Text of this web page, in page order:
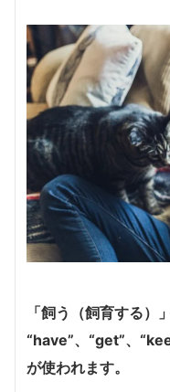
「飼う（飼育する）
“have”、“get”、
が使われます。